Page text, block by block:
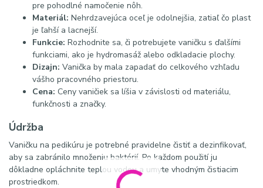
pre pohodlné namočenie nôh.
Materiál: Nehrdzavejúca oceľ je odolnejšia, zatiaľ čo plast
je ľahší a lacnejší.
Funkcie: Rozhodnite sa, či potrebujete vaničku s ďalšími
funkciami, ako je hydromasáž alebo odkladacie plochy.
Dizajn: Vanička by mala zapadať do celkového vzhľadu
vášho pracovného priestoru.
Cena: Ceny vaničiek sa líšia v závislosti od materiálu,
funkčnosti a značky.
Údržba
Vaničku na pedikúru je potrebné pravidelne čistiť a dezinfikovať,
aby sa zabránilo množeniu baktérií. Po každom použití ju
dôkladne opláchnite teplou vodou a umyte vhodným čistiacim
prostriedkom.